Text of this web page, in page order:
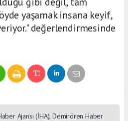
yaşamak insana keyif,
değerlendirmesinde
Ajansı (İHA), Demirören Haber